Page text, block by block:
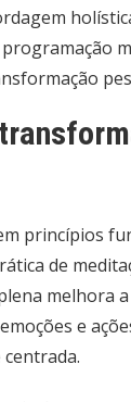
princípios
de
melhora
e